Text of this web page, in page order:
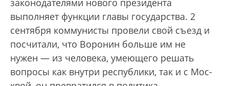
законодателями нового президента
выполняет функции главы государства. 2
сентября коммунисты провели свой съезд и
посчитали, что Воронин больше им не
нужен — из человека, умеющего решать
вопросы как внутри республики, так и с Мос­